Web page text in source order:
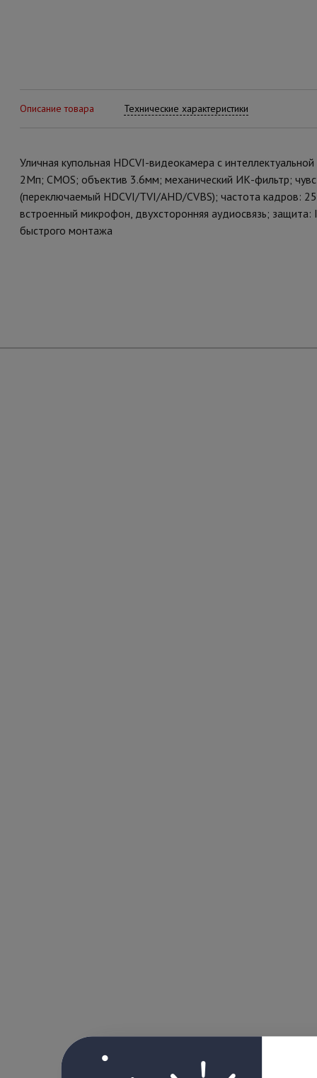
Описание товара Технические характеристики
Уличная купольная HDCVI-видеокамера с
2Мп; CMOS; объектив 3.6мм; механический ИК-фильтр;
(переключаемый HDCVI/TVI/AHD/CVBS); частота
встроенный микрофон, двухсторонняя аудиосвязь; защита:
быстрого монтажа